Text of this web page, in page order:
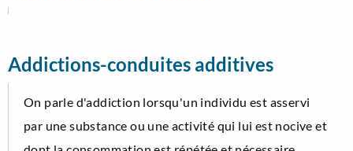
Addictions-conduites additives
On parle d'addiction lorsqu'un individu est asservi
par une substance ou une activité qui lui est nocive et